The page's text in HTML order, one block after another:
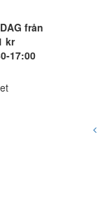
från
kr
17:00